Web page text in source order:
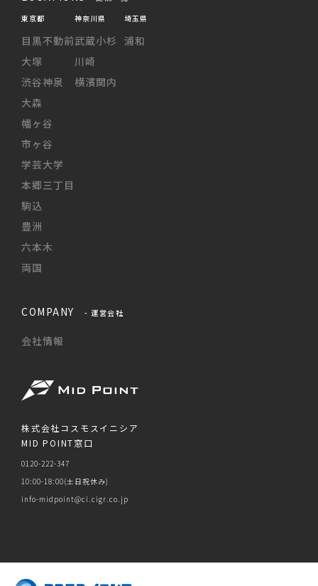
東京都
目黒不動前
大塚
渋谷神泉
大森
幡ヶ谷
市ヶ谷
学芸大学
本郷三丁目
駒込
豊洲
六本木
両国
神奈川県
武蔵小杉
川崎
横濱関内
埼玉県
浦和
COMPANY - 運営会社
会社情報
株式会社コスモスイニシア
MID POINT窓口
0120-222-347
10:00-18:00(土日祝休み)
info-midpoint@ci.cigr.co.jp